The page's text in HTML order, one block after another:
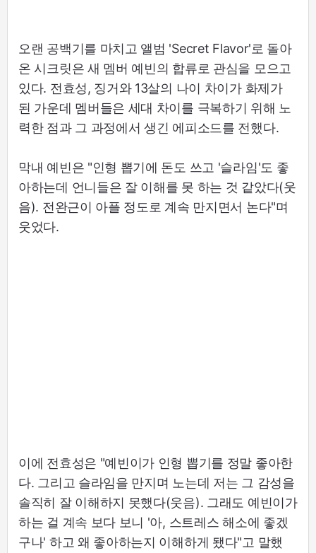
오랜 공백기를 마치고 앨범 'Secret Flavor'로 돌아
온 시크릿은 새 멤버 예빈의 합류로 관심을 모으고
있다. 전효성, 징거와 13살의 나이 차이가 화제가
된 가운데 멤버들은 세대 차이를 극복하기 위해 노
력한 점과 그 과정에서 생긴 에피소드를 전했다.
막내 예빈은 "인형 뽑기에 돈도 쓰고 '슬라임'도 좋
아하는데 언니들은 잘 이해를 못 하는 것 같았다(웃
음). 전완근이 아플 정도로 계속 만지면서 논다"며
웃었다.
이에 전효성은 "예빈이가 인형 뽑기를 정말 좋아한
다. 그리고 슬라임을 만지며 노는데 저는 그 감성을
솔직히 잘 이해하지 못했다(웃음). 그래도 예빈이가
하는 걸 계속 보다 보니 '아, 스트레스 해소에 좋겠
구나' 하고 왜 좋아하는지 이해하게 됐다"고 말했